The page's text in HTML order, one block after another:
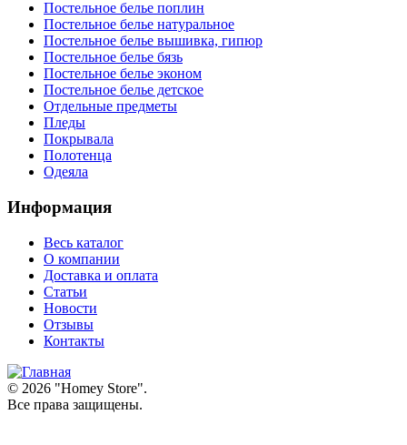
Постельное белье поплин
Постельное белье натуральное
Постельное белье вышивка, гипюр
Постельное белье бязь
Постельное белье эконом
Постельное белье детское
Отдельные предметы
Пледы
Покрывала
Полотенца
Одеяла
Информация
Весь каталог
О компании
Доставка и оплата
Статьи
Новости
Отзывы
Контакты
© 2026 "Homey Store".
Все права защищены.